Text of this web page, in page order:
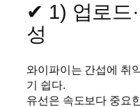
✔ 1) 업로드
성
와이파이는 간섭에 취
기 쉽다.
유선은 속도보다 중요